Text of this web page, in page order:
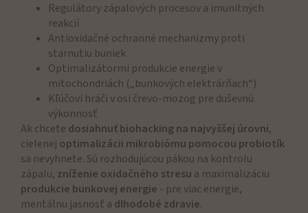
Regulátory zápalových procesov a imunitných
reakcií
Antioxidačné ochranné mechanizmy proti
starnutiu buniek
Optimalizátormi produkcie energie v
mitochondriách („bunkových elektrárňach“)
Kľúčoví hráči v osi črevo-mozog pre duševnú
výkonnosť
Ak chcete dosiahnuť biohacking na najvyššej úrovni,
cielenej optimalizácii mikrobiómu pomocou probiotík
sa nevyhnete. Sú rozhodujúcou pákou na kontrolu
zápalu, zníženie oxidačného stresu a maximalizáciu
produkcie bunkovej energie - pre viac energie,
mentálnu jasnosť a dlhodobé zdravie.